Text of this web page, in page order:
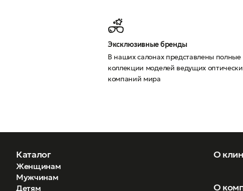
Эксклюзивные бренды
В наших салонах представлены полные
коллекции моделей ведущих
компаний мира
Каталог
Женщинам
Мужчинам
Детям
О
О